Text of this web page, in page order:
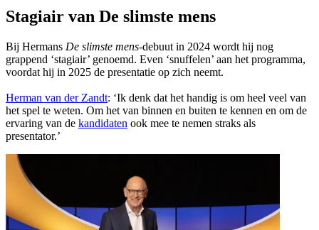
Stagiair van De slimste mens
Bij Hermans De slimste mens-debuut in 2024 wordt hij nog
grappend ‘stagiair’ genoemd. Even ‘snuffelen’ aan het programma,
voordat hij in 2025 de presentatie op zich neemt.
Herman van der Zandt: ‘Ik denk dat het handig is om heel veel van
het spel te weten. Om het van binnen en buiten te kennen en om de
ervaring van de kandidaten ook mee te nemen straks als
presentator.’